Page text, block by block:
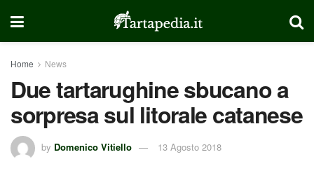
Home News
Due tartarughine sbucano a
sorpresa sul litorale catanese
by Domenico Vitiello 13 Agosto 2018